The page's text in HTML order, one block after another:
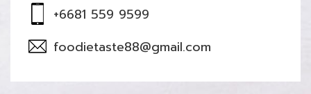
+6681 559 9599
foodietaste88@gmail.com